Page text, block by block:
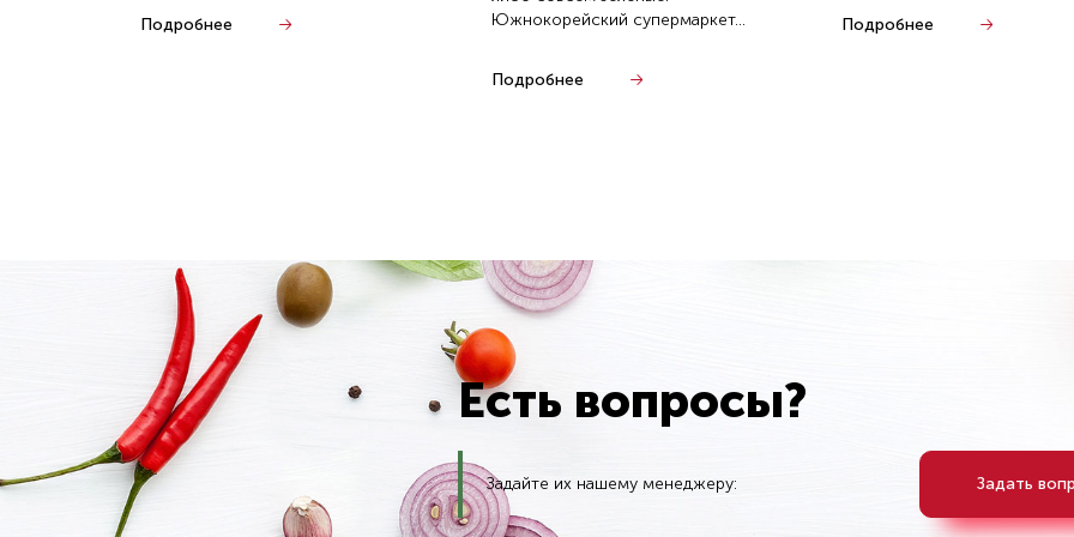
Подробнее
Южнокорейский супермаркет...
Подробнее
Подробнее
Есть вопросы?
Задайте их нашему менеджеру: Задать